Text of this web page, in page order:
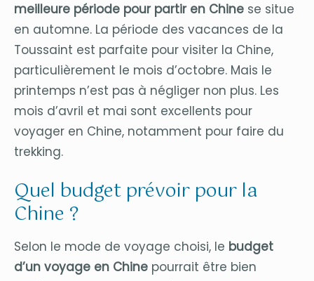
meilleure période pour partir en Chine se situe
en automne. La période des vacances de la
Toussaint est parfaite pour visiter la Chine,
particulièrement le mois d’octobre. Mais le
printemps n’est pas à négliger non plus. Les
mois d’avril et mai sont excellents pour
voyager en Chine, notamment pour faire du
trekking.
Quel budget prévoir pour la
Chine ?
Selon le mode de voyage choisi, le budget
d’un voyage en Chine pourrait être bien